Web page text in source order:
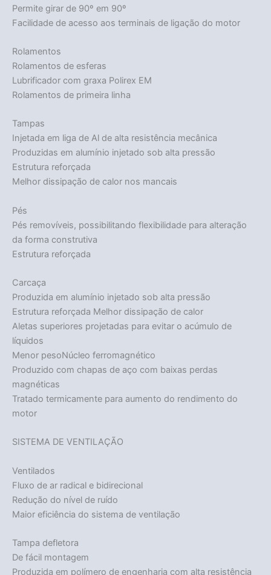
Acabou
Permite girar de 90º em 90º
Facilidade de acesso aos terminais de ligação do motor
Rolamentos
Rolamentos de esferas
Lubrificador com graxa Polirex EM
Rolamentos de primeira linha
Tampas
Injetada em liga de Al de alta resistência mecânica
Produzidas em alumínio injetado sob alta pressão
Estrutura reforçada
Melhor dissipação de calor nos mancais
Pés
Pés removíveis, possibilitando flexibilidade para alteração
da forma construtiva
Estrutura reforçada
Carcaça
Produzida em alumínio injetado sob alta pressão
Estrutura reforçada Melhor dissipação de calor
Aletas superiores projetadas para evitar o acúmulo de
líquidos
Menor pesoNúcleo ferromagnético
Produzido com chapas de aço com baixas perdas
magnéticas
Tratado termicamente para aumento do rendimento do
motor
SISTEMA DE VENTILAÇÃO
Ventilados
Fluxo de ar radical e bidirecional
Redução do nível de ruído
Maior eficiência do sistema de ventilação
Tampa defletora
De fácil montagem
Produzida em polímero de engenharia com alta resistência